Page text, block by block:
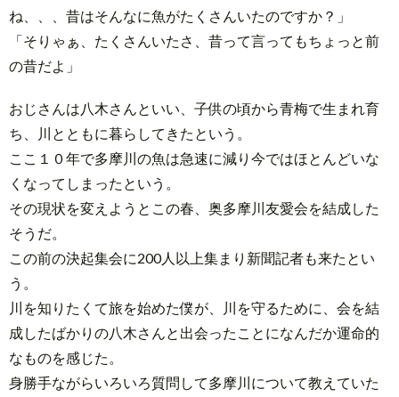
ね、、、昔はそんなに魚がたくさんいたのですか？」
「そりゃぁ、たくさんいたさ、昔って言ってもちょっと前
の昔だよ」
おじさんは八木さんといい、子供の頃から青梅で生まれ育
ち、川とともに暮らしてきたという。
ここ１０年で多摩川の魚は急速に減り今ではほとんどいな
くなってしまったという。
その現状を変えようとこの春、奥多摩川友愛会を結成した
そうだ。
この前の決起集会に200人以上集まり新聞記者も来たとい
う。
川を知りたくて旅を始めた僕が、川を守るために、会を結
成したばかりの八木さんと出会ったことになんだか運命的
なものを感じた。
身勝手ながらいろいろ質問して多摩川について教えていた